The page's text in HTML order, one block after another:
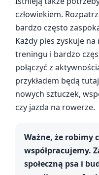
człowiekiem.
bardzo często
Każdy pies zyskuje
treningu i bardzo
połączyć z
przykładem będą
nowych sztuczek,
czy jazda na rowerze.
Ważne, że robimy
współpracujemy.
społeczną psa i